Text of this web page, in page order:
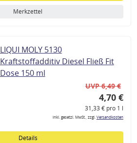
Merkzettel
LIQUI MOLY 5130
Kraftstoffadditiv Diesel Fließ Fit
Dose 150 ml
UVP 6,49 €
4,70 €
31,33 € pro 1 l
inkl. gesetzl. MwSt., zzgl.Versandkosten
Details